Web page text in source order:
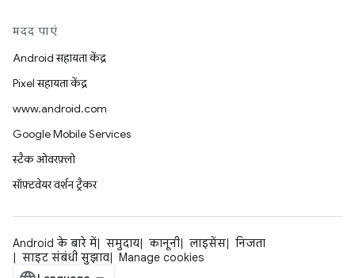
मदद पाएं
Android सहायता केंद्र
Pixel सहायता केंद्र
www.android.com
Google Mobile Services
स्टैक ओवरफ़्लो
सॉफ़्टवेयर वर्शन ट्रैकर
Android के बारे में समुदाय कानूनी लाइसेंस
निजता
साइट संबंधी सुझाव
Manage cookies